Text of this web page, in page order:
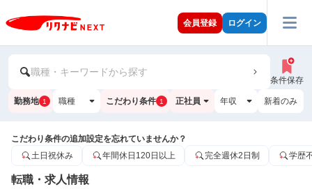
会員登録 ログイン
職種・キーワードから探す
条件保存
勤務地 1 職種 こだわり条件 1 正社員 年収 新着のみ
こだわり条件の追加設定を忘れていませんか？
土日祝休み
年間休日120日以上 完全週休2日制 学歴
転職・求人情報